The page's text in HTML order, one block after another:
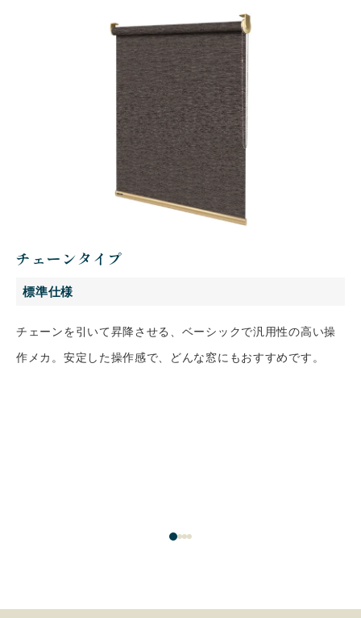
チェーンタイプ
標準仕様
チェーンを引いて昇降させる、ベーシックで汎用性の高い操
作メカ。安定した操作感で、どんな窓にもおすすめです。